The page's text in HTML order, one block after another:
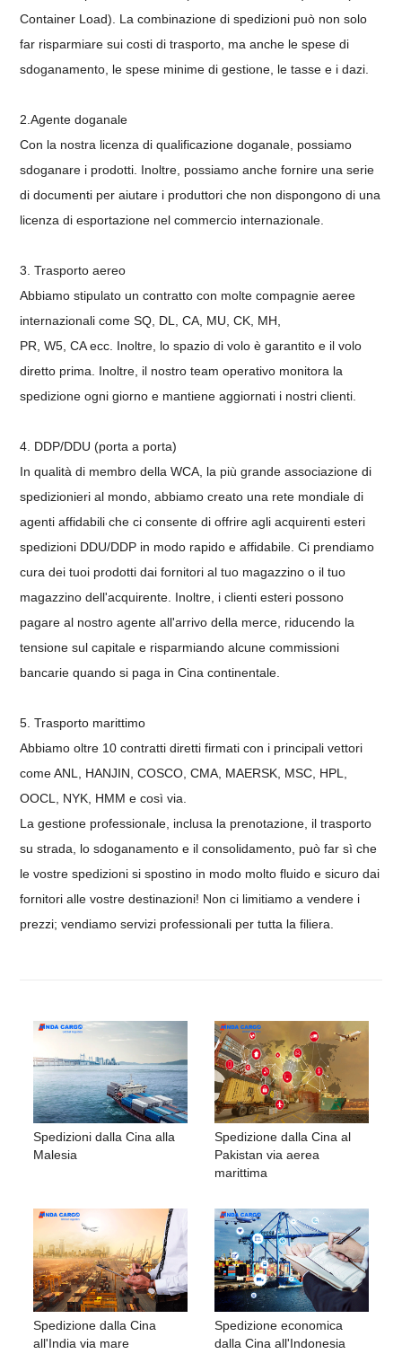
Container Load). La combinazione di spedizioni può non solo
far risparmiare sui costi di trasporto, ma anche le spese di
sdoganamento, le spese minime di gestione, le tasse e i dazi.
2.Agente doganale
Con la nostra licenza di qualificazione doganale, possiamo
sdoganare i prodotti. Inoltre, possiamo anche fornire una serie
di documenti per aiutare i produttori che non dispongono di una
licenza di esportazione nel commercio internazionale.
3. Trasporto aereo
Abbiamo stipulato un contratto con molte compagnie aeree
internazionali come SQ, DL, CA, MU, CK, MH,
PR, W5, CA ecc. Inoltre, lo spazio di volo è garantito e il volo
diretto prima. Inoltre, il nostro team operativo monitora la
spedizione ogni giorno e mantiene aggiornati i nostri clienti.
4. DDP/DDU (porta a porta)
In qualità di membro della WCA, la più grande associazione di
spedizionieri al mondo, abbiamo creato una rete mondiale di
agenti affidabili che ci consente di offrire agli acquirenti esteri
spedizioni DDU/DDP in modo rapido e affidabile. Ci prendiamo
cura dei tuoi prodotti dai fornitori al tuo magazzino o il tuo
magazzino dell'acquirente. Inoltre, i clienti esteri possono
pagare al nostro agente all'arrivo della merce, riducendo la
tensione sul capitale e risparmiando alcune commissioni
bancarie quando si paga in Cina continentale.
5. Trasporto marittimo
Abbiamo oltre 10 contratti diretti firmati con i principali vettori
come ANL, HANJIN, COSCO, CMA, MAERSK, MSC, HPL,
OOCL, NYK, HMM e così via.
La gestione professionale, inclusa la prenotazione, il trasporto
su strada, lo sdoganamento e il consolidamento, può far sì che
le vostre spedizioni si spostino in modo molto fluido e sicuro dai
fornitori alle vostre destinazioni! Non ci limitiamo a vendere i
prezzi; vendiamo servizi professionali per tutta la filiera.
Spedizioni dalla Cina alla
Malesia
Spedizione dalla Cina al
Pakistan via aerea
marittima
Spedizione dalla Cina
all'India via mare
Spedizione economica
dalla Cina all'Indonesia